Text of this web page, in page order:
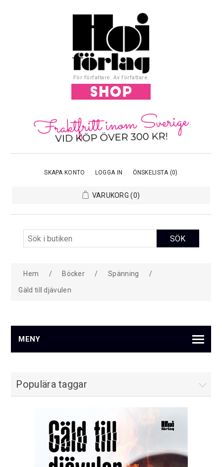
För författare. Av författare.
SKAPA KONTO LOGGA IN ÖNSKELISTA (0)
VARUKORG (0)
Hem / Böcker / Spänning /
Gäld till djävulen
MENY
Populära taggar